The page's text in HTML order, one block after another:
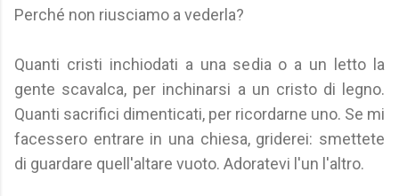
Perché non riusciamo a vederla?
Quanti cristi inchiodati a una sedia o a un letto la
gente scavalca, per inchinarsi a un cristo di legno.
Quanti sacrifici dimenticati, per ricordarne uno. Se mi
facessero entrare in una chiesa, griderei: smettete
di guardare quell'altare vuoto. Adoratevi l'un l'altro.